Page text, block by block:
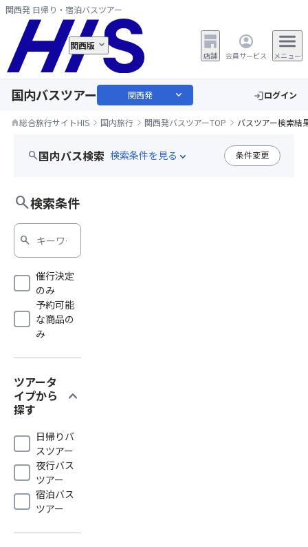
関西発 日帰り・宿泊バスツアー
関西版
店舗 会員サービス メニュー
国内バスツアー 関西発 expand_more loginログイン
home総合旅行サイトHIS 国内旅行 関西発バスツアーTOP バスツアー検索結
search国内バス検索 expand_more 条件変更
search検索条件
search
催行決定
のみ
予約可能
な商品の
み
ツアータ
イプから
探す
expand_more
日帰りバ
スツアー
夜行バス
ツアー
宿泊バス
ツアー